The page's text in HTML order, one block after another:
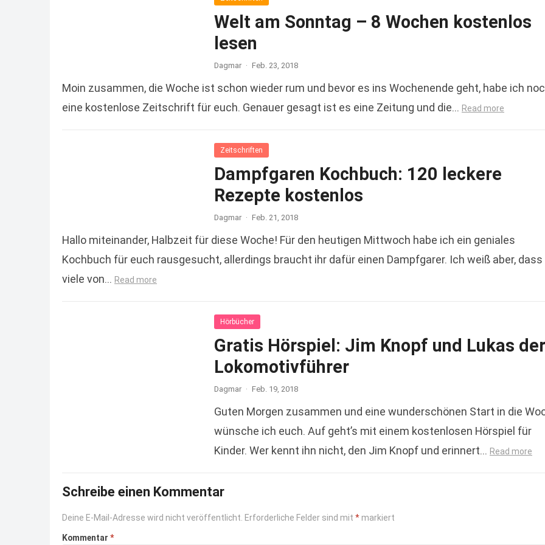
Welt am Sonntag – 8 Wochen kostenlos
lesen
Dagmar · Feb. 23, 2018
Moin zusammen, die Woche ist schon wieder rum und bevor es ins Wochenende geht, habe ich
eine kostenlose Zeitschrift für euch. Genauer gesagt ist es eine Zeitung und die… Read more
Zeitschriften
Dampfgaren Kochbuch: 120 leckere
Rezepte kostenlos
Dagmar · Feb. 21, 2018
Hallo miteinander, Halbzeit für diese Woche! Für den heutigen Mittwoch habe ich ein geniales
Kochbuch für euch rausgesucht, allerdings braucht ihr dafür einen Dampfgarer. Ich weiß aber, dass
viele von… Read more
Hörbücher
Gratis Hörspiel: Jim Knopf und Lukas der
Lokomotivführer
Dagmar · Feb. 19, 2018
Guten Morgen zusammen und eine wunderschönen Start in die
wünsche ich euch. Auf geht’s mit einem kostenlosen Hörspiel für
Kinder. Wer kennt ihn nicht, den Jim Knopf und erinnert… Read more
Schreibe einen Kommentar
Deine E-Mail-Adresse wird nicht veröffentlicht. Erforderliche Felder sind mit * markiert
Kommentar *